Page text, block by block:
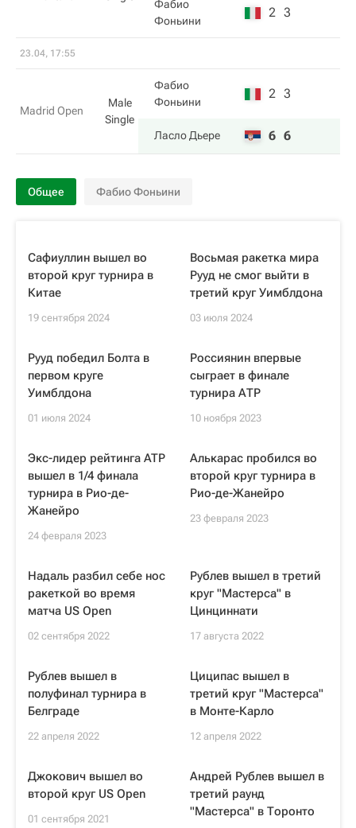
Фабио
Фоньини
2 3
23.04, 17:55
Madrid Open
Male
Single
Фабио
Фоньини
2 3
Ласло Дьере 6 6
Общее Фабио Фоньини
Сафиуллин вышел во
второй круг турнира в
Китае
19 сентября 2024
Восьмая ракетка мира
Рууд не смог выйти в
третий круг Уимблдона
03 июля 2024
Рууд победил Болта в
первом круге
Уимблдона
01 июля 2024
Россиянин впервые
сыграет в финале
турнира АТР
10 ноября 2023
Экс-лидер рейтинга ATP
вышел в 1/4 финала
турнира в Рио-де-
Жанейро
24 февраля 2023
Алькарас пробился во
второй круг турнира в
Рио-де-Жанейро
23 февраля 2023
Надаль разбил себе нос
ракеткой во время
матча US Open
02 сентября 2022
Рублев вышел в третий
круг "Мастерса" в
Цинциннати
17 августа 2022
Рублев вышел в
полуфинал турнира в
Белграде
22 апреля 2022
Циципас вышел в
третий круг "Мастерса"
в Монте-Карло
12 апреля 2022
Джокович вышел во
второй круг US Open
01 сентября 2021
Андрей Рублев вышел в
третий раунд
"Мастерса" в Торонто